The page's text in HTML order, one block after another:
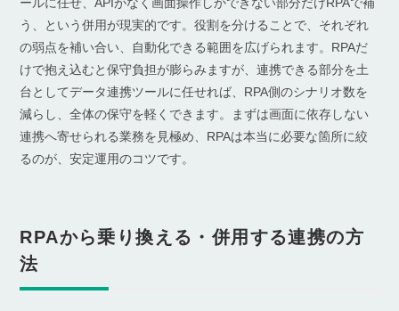
う、という併用が現実的です。役割を分けることで、それぞれ
の弱点を補い合い、自動化できる範囲を広げられます。RPAだ
けで抱え込むと保守負担が膨らみますが、連携できる部分を土
台としてデータ連携ツールに任せれば、RPA側のシナリオ数を
減らし、全体の保守を軽くできます。まずは画面に依存しない
連携へ寄せられる業務を見極め、RPAは本当に必要な箇所に絞
るのが、安定運用のコツです。
RPAから乗り換える・併用する連携の方
法